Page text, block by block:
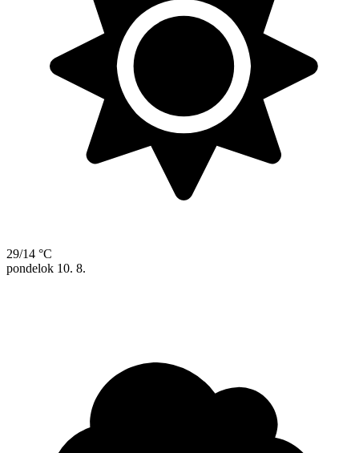
29/14 °C
pondelok 10. 8.